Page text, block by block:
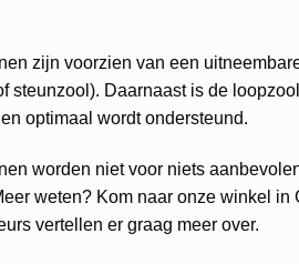
zijn voorzien van een
steunzool). Daarnaast is de
optimaal wordt ondersteund.
worden niet voor niets
weten? Kom naar onze winkel in
vertellen er graag meer over.